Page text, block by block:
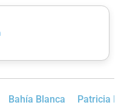
Bahía Blanca Patricia